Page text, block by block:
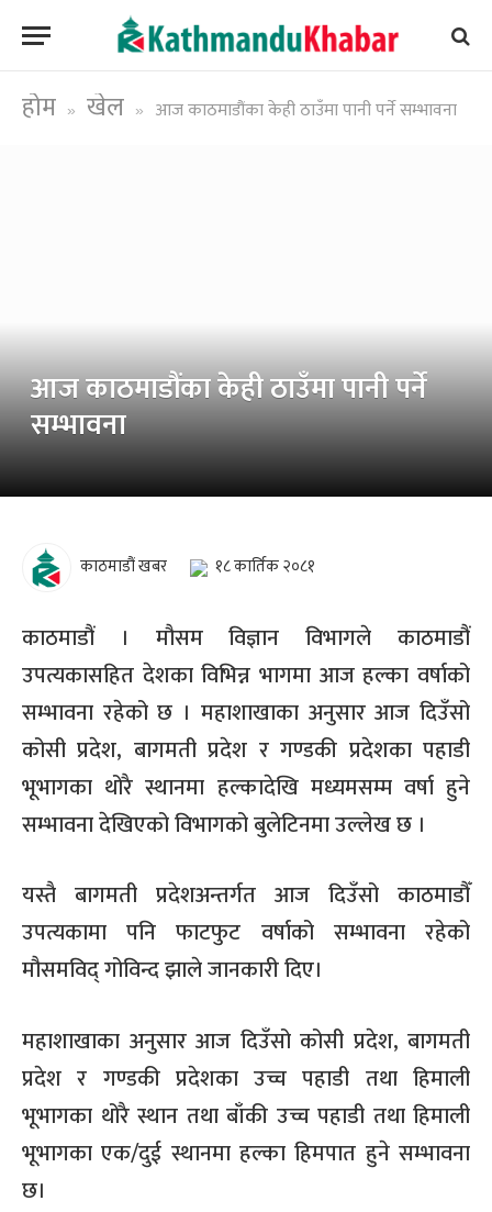
होम » खेल » आज काठमाडौंका केही ठाउँमा पानी पर्ने सम्भावना
आज काठमाडौंका केही ठाउँमा पानी पर्ने
सम्भावना
काठमाडौं खबर १८ कार्तिक २०८१
काठमाडौं । मौसम विज्ञान विभागले काठमाडौं
उपत्यकासहित देशका विभिन्न भागमा आज हल्का वर्षाको
सम्भावना रहेको छ । महाशाखाका अनुसार आज दिउँसो
कोसी प्रदेश, बागमती प्रदेश र गण्डकी प्रदेशका पहाडी
भूभागका थोरै स्थानमा हल्कादेखि मध्यमसम्म वर्षा हुने
सम्भावना देखिएको विभागको बुलेटिनमा उल्लेख छ ।
यस्तै बागमती प्रदेशअन्तर्गत आज दिउँसो काठमाडौँ
उपत्यकामा पनि फाटफुट वर्षाको सम्भावना रहेको
मौसमविद् गोविन्द झाले जानकारी दिए।
महाशाखाका अनुसार आज दिउँसो कोसी प्रदेश, बागमती
प्रदेश र गण्डकी प्रदेशका उच्च पहाडी तथा हिमाली
भू‍भागका थोरै स्थान तथा बाँकी उच्च पहाडी तथा हिमाली
भू‍भागका एक/दुई स्थानमा हल्का हिमपात हुने सम्भावना
छ।